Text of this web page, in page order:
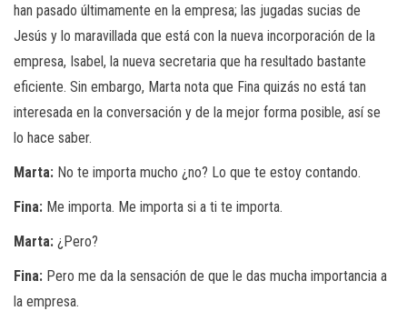
han pasado últimamente en la empresa; las jugadas sucias de
Jesús y lo maravillada que está con la nueva incorporación de la
empresa, Isabel, la nueva secretaria que ha resultado bastante
eficiente. Sin embargo, Marta nota que Fina quizás no está tan
interesada en la conversación y de la mejor forma posible, así se
lo hace saber.
Marta: No te importa mucho ¿no? Lo que te estoy contando.
Fina: Me importa. Me importa si a ti te importa.
Marta: ¿Pero?
Fina: Pero me da la sensación de que le das mucha importancia a
la empresa.